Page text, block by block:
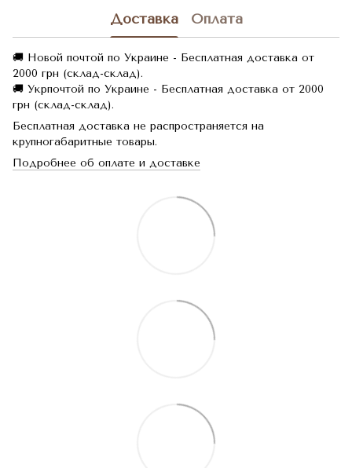
Доставка Оплата
🚚 Новой почтой по Украине - Бесплатная доставка от
2000 грн (склад-склад).
🚚 Укрпочтой по Украине - Бесплатная доставка от 2000
грн (склад-склад).
Бесплатная доставка не распространяется на
крупногабаритные товары.
Подробнее об оплате и доставке